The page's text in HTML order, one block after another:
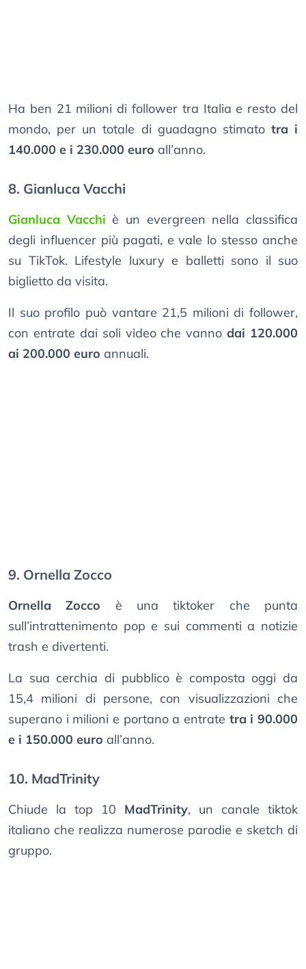
Ha ben 21 milioni di follower tra Italia e resto del
mondo, per un totale di guadagno stimato tra i
140.000 e i 230.000 euro all’anno.
8. Gianluca Vacchi
Gianluca Vacchi è un evergreen nella classifica
degli influencer più pagati, e vale lo stesso anche
su TikTok. Lifestyle luxury e balletti sono il suo
biglietto da visita.
Il suo profilo può vantare 21,5 milioni di follower,
con entrate dai soli video che vannodai 120.000
ai 200.000 euro annuali.
9. Ornella Zocco
Ornella Zocco è una tiktoker che punta
sull’intrattenimento pop e sui commenti a notizie
trash e divertenti.
La sua cerchia di pubblico è composta oggi da
15,4 milioni di persone, con visualizzazioni che
superano i milioni e portano a entrate tra i 90.000
e i 150.000 euro all’anno.
10. MadTrinity
Chiude la top 10 MadTrinity, un canale tiktok
italiano che realizza numerose parodie e sketch di
gruppo.